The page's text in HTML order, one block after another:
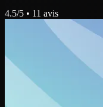
4.5/5 • 11 avis